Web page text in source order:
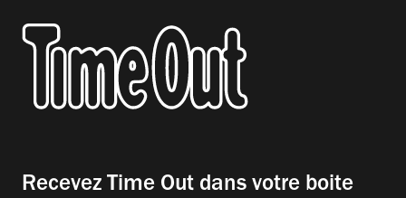
Recevez Time Out dans votre boite